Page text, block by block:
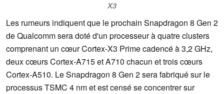
X3
Les rumeurs indiquent que le prochain Snapdragon 8 Gen 2
de Qualcomm sera doté d'un processeur à quatre clusters
comprenant un cœur Cortex-X3 Prime cadencé à 3,2 GHz,
deux cœurs Cortex-A715 et A710 chacun et trois cœurs
Cortex-A510. Le Snapdragon 8 Gen 2 sera fabriqué sur le
processus TSMC 4 nm et est censé se concentrer sur